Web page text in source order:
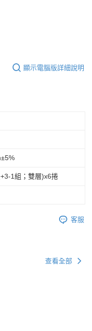
顯示電腦版詳細說明
1組；雙層)x6捲
客服
查看全部